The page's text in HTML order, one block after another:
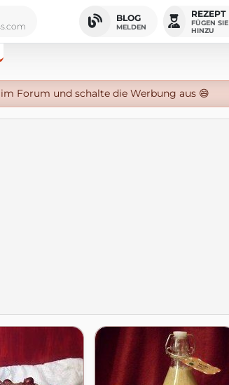
BLOG
MELDEN
REZEPT
FÜGEN SIE
HINZU
Forum und schalte die Werbung aus 😄